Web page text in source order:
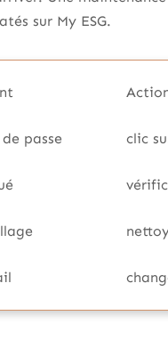
sur My ESG.
passe clic